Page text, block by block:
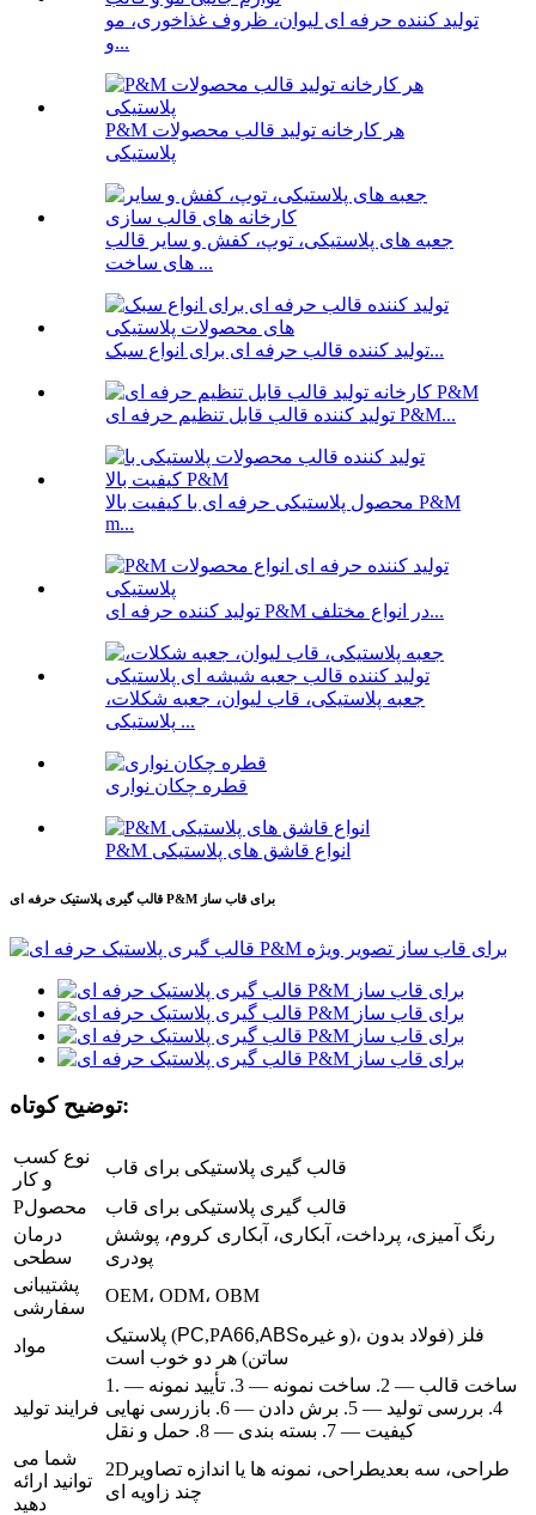
تولید کننده حرفه ای لیوان، ظروف غذاخوری، مو
و...
P&M هر کارخانه تولید قالب محصولات
پلاستیکی
جعبه های پلاستیکی، توپ، کفش و سایر قالب
های ساخت ...
تولید کننده قالب حرفه ای برای انواع سبک...
تولید کننده قالب قابل تنظیم حرفه ای P&M...
محصول پلاستیکی حرفه ای با کیفیت بالا P&M
m...
تولید کننده حرفه ای P&M در انواع مختلف...
جعبه پلاستیکی، قاب لیوان، جعبه شکلات،
پلاستیکی ...
قطره چکان نواری
P&M انواع قاشق های پلاستیکی
قالب گیری پلاستیک حرفه ای P&M برای قاب ساز
توضیح کوتاه:
نوع کسب
و کار
قالب گیری پلاستیکی برای قاب
Pمحصول
قالب گیری پلاستیکی برای قاب
درمان
سطحی
رنگ آمیزی، پرداخت، آبکاری، آبکاری کروم، پوشش
پودری
پشتیبانی
سفارشی
OEM، ODM، OBM
مواد
پلاستیک (PC,PA66,ABSو غیره)، فلز (فولاد بدون
ساتن) هر دو خوب است
فرایند تولید
1. ساخت قالب — 2. ساخت نمونه — 3. تأیید نمونه —
4. بررسی تولید — 5. برش دادن — 6. بازرسی نهایی
کیفیت — 7. بسته بندی — 8. حمل و نقل
شما می
توانید ارائه
دهید
2D طراحی، سه بعدیطراحی، نمونه ها یا اندازه تصاویر
چند زاویه ای